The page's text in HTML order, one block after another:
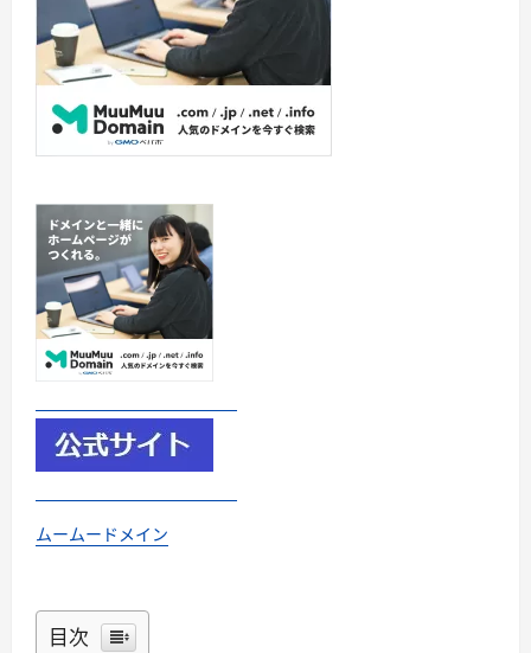
ムームードメイン
目次